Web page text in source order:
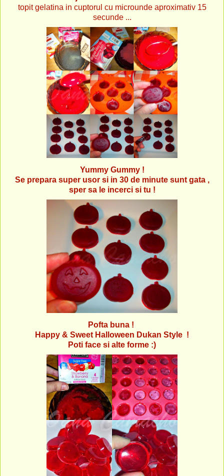
topit gelatina in cuptorul cu microunde aproximativ 15
secunde ...
Yummy Gummy !
Se prepara super usor si in 30 de minute sunt gata ,
sper sa le incerci si tu !
Pofta buna !
Happy & Sweet Halloween Dukan Style !
Poti face si alte forme :)